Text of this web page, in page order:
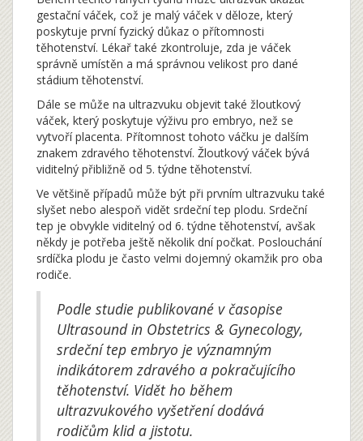
gestační váček, což je malý váček v děloze, který
poskytuje první fyzický důkaz o přítomnosti
těhotenství. Lékař také zkontroluje, zda je váček
správně umístěn a má správnou velikost pro dané
stádium těhotenství.
Dále se může na ultrazvuku objevit také žloutkový
váček, který poskytuje výživu pro embryo, než se
vytvoří placenta. Přítomnost tohoto váčku je dalším
znakem zdravého těhotenství. Žloutkový váček bývá
viditelný přibližně od 5. týdne těhotenství.
Ve většině případů může být při prvním ultrazvuku také
slyšet nebo alespoň vidět srdeční tep plodu. Srdeční
tep je obvykle viditelný od 6. týdne těhotenství, avšak
někdy je potřeba ještě několik dní počkat. Poslouchání
srdíčka plodu je často velmi dojemný okamžik pro oba
rodiče.
Podle studie publikované v časopise
Ultrasound in Obstetrics & Gynecology,
srdeční tep embryo je významným
indikátorem zdravého a pokračujícího
těhotenství. Vidět ho během
ultrazvukového vyšetření dodává
rodičům klid a jistotu.